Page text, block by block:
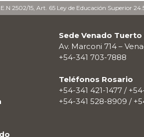
2502/15, Art. 65 Ley de Educación Superior
Sede Venado
Av. Marconi 714 –
+54-341 703-7888
Teléfonos Rosario
+54-341 421-1477 /
+54-341 528-8909 /